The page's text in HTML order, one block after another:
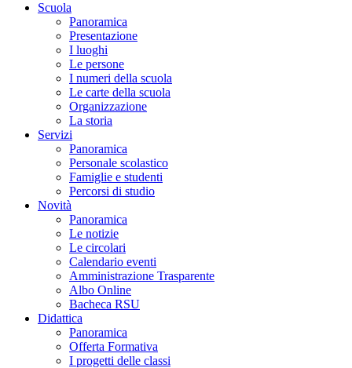
Scuola
Panoramica
Presentazione
I luoghi
Le persone
I numeri della scuola
Le carte della scuola
Organizzazione
La storia
Servizi
Panoramica
Personale scolastico
Famiglie e studenti
Percorsi di studio
Novità
Panoramica
Le notizie
Le circolari
Calendario eventi
Amministrazione Trasparente
Albo Online
Bacheca RSU
Didattica
Panoramica
Offerta Formativa
I progetti delle classi